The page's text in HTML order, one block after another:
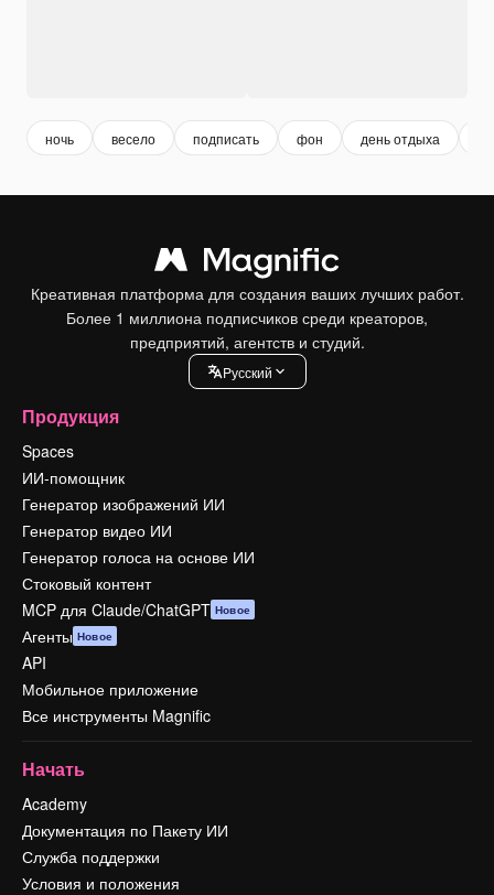
ночь весело подписать фон день отдыха
Креативная платформа для создания ваших лучших работ.
Более 1 миллиона подписчиков среди креаторов,
предприятий, агентств и студий.
Pусский
Продукция
Spaces
ИИ-помощник
Генератор изображений ИИ
Генератор видео ИИ
Генератор голоса на основе ИИ
Стоковый контент
MCP для Claude/ChatGPT Новое
Агенты Новое
API
Мобильное приложение
Все инструменты Magnific
Начать
Academy
Документация по Пакету ИИ
Служба поддержки
Условия и положения